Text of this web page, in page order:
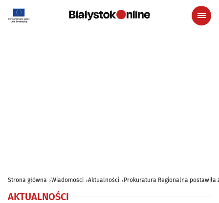
Strona główna Wiadomości Aktualności Prokuratura Regionalna postawiła
AKTUALNOŚCI